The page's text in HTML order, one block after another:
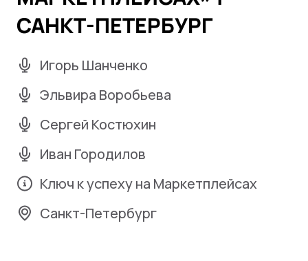
САНКТ-ПЕТЕРБУРГ
Игорь Шанченко
Эльвира Воробьева
Сергей Костюхин
Иван Городилов
Ключ к успеху на Маркетплейсах
Санкт-Петербург